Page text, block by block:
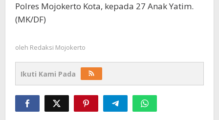
Polres Mojokerto Kota, kepada 27 Anak Yatim.
(MK/DF)
oleh Redaksi Mojokerto
Ikuti Kami Pada